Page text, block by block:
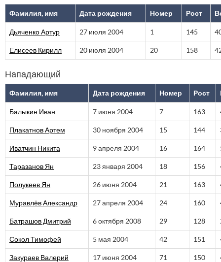
Фамилия, имя Дата рождения Номер Рост
Дьяченко Артур 27 июля 2004 1 145
Елисеев Кирилл 20 июля 2004 20 158
Нападающий
Фамилия, имя Дата рождения Номер Рост
Балыкин Иван 7 июня 2004 7 163
Плакатнов Артем 30 ноября 2004 15 144
Иватчин Никита 9 апреля 2004 16 164
Таразанов Ян 23 января 2004 18 156
Полукеев Ян 26 июня 2004 21 163
Муравлёв Александр 27 апреля 2004 24 160
Батрашов Дмитрий 6 октября 2008 29 128
Сокол Тимофей 5 мая 2004 42 151
Закураев Валерий 17 июня 2004 71 150